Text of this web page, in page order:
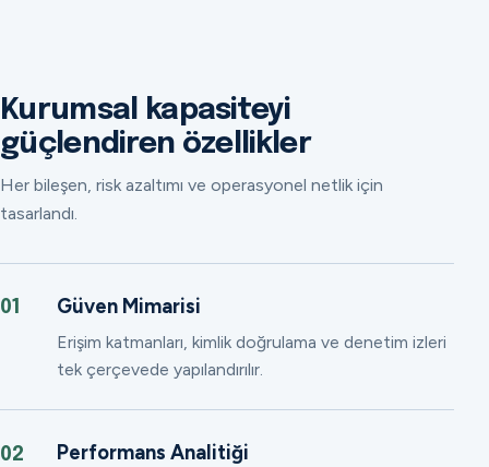
Kurumsal kapasiteyi
güçlendiren özellikler
Her bileşen, risk azaltımı ve operasyonel netlik için
tasarlandı.
01 Güven Mimarisi
Erişim katmanları, kimlik doğrulama ve denetim izleri
tek çerçevede yapılandırılır.
02 Performans Analitiği